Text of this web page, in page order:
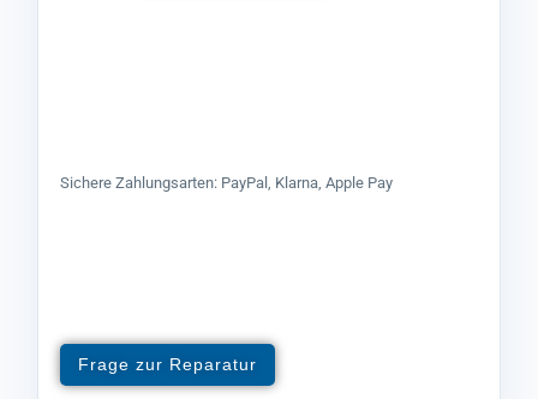
Sichere Zahlungsarten: PayPal, Klarna, Apple Pay
Frage zur Reparatur